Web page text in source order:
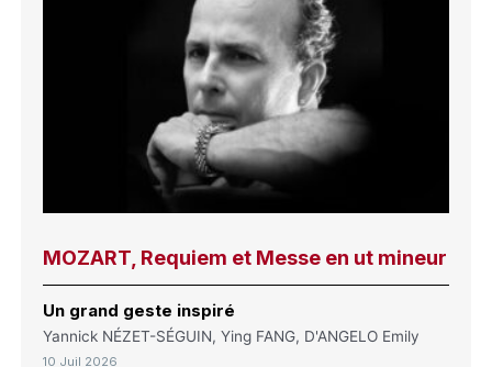
MOZART, Requiem et Messe en ut mineur
Un grand geste inspiré
Yannick NÉZET-SÉGUIN, Ying FANG, D'ANGELO Emily
10 Juil 2026